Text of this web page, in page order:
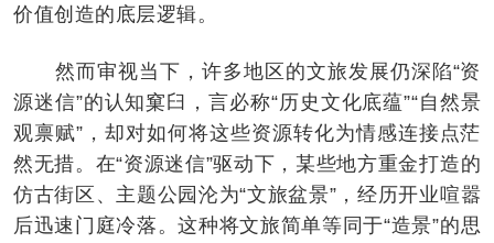
价值创造的底层逻辑。
然而审视当下，许多地区的文旅发展仍深陷“资
源迷信”的认知窠臼，言必称“历史文化底蕴”“自然景
观禀赋”，却对如何将这些资源转化为情感连接点茫
然无措。在“资源迷信”驱动下，某些地方重金打造的
仿古街区、主题公园沦为“文旅盆景”，经历开业喧嚣
后迅速门庭冷落。这种将文旅简单等同于“造景”的思